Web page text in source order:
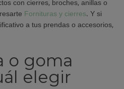
con cierres, broches, anillas o
Fornituras y cierres. Y si
a tus prendas o accesorios,
o goma
elegir